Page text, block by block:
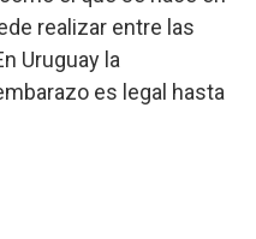
realizar entre las
Uruguay la
es legal hasta